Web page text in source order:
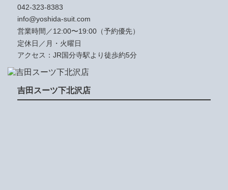
042-323-8383
info@yoshida-suit.com
営業時間／12:00〜19:00（予約優先）
定休日／月・火曜日
アクセス：JR国分寺駅より徒歩約5分
吉田スーツ下北沢店